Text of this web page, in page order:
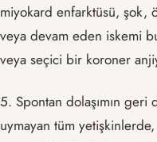
miyokard enfarktüsü, şok,
veya devam eden iskemi
veya seçici bir koroner
5. Spontan dolaşımın
uymayan tüm